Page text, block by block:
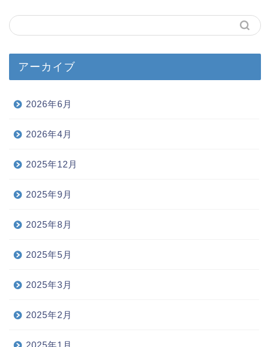
アーカイブ
2026年6月
2026年4月
2025年12月
2025年9月
2025年8月
2025年5月
2025年3月
2025年2月
2025年1月